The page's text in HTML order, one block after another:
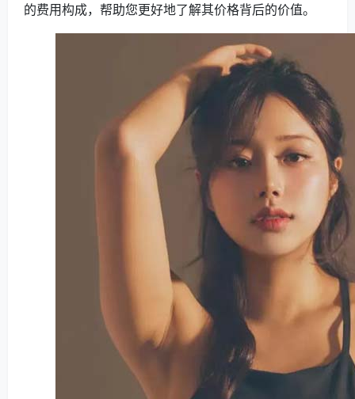
的费用构成，帮助您更好地了解其价格背后的价值。